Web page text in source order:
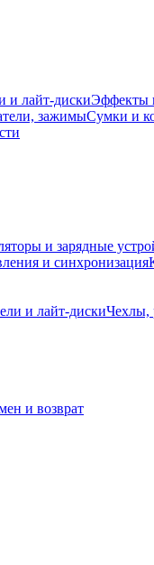
и лайт-дискиЭффекты
зажимыСумки и
и зарядные
и синхронизация
и лайт-дискиЧехлы,
и возврат